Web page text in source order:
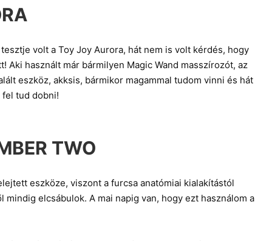
volt a Toy Joy Aurora, hát nem is volt kérdés, hogy
használt már bármilyen Magic Wand masszírozót, az
eszköz, akksis, bármikor magammal tudom vinni és hát
fel tud dobni!
TWO
eszköze, viszont a furcsa anatómiai kialakítástól
elcsábulok. A mai napig van, hogy ezt használom a